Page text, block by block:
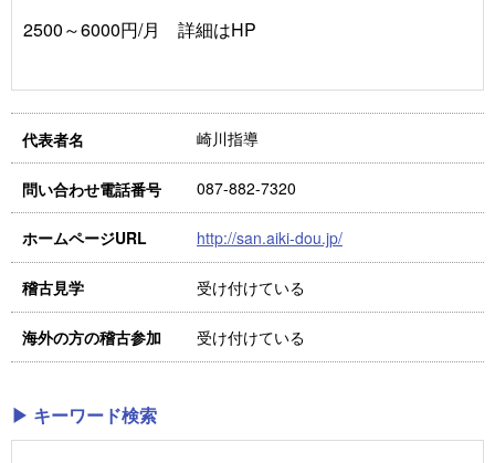
2500～6000円/月 詳細はHP
代表者名 崎川指導
問い合わせ電話番号 087-882-7320
ホームページURL http://san.aiki-dou.jp/
稽古見学 受け付けている
海外の方の稽古参加 受け付けている
▶ キーワード検索